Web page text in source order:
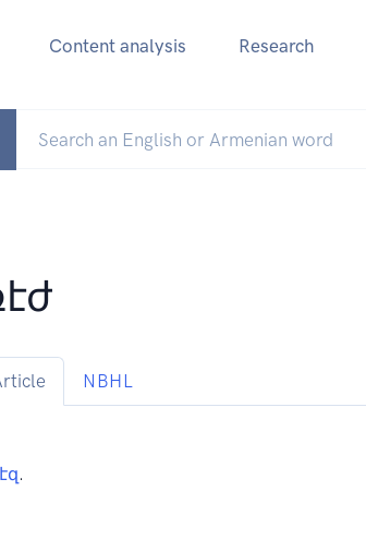
Content analysis Research
NBHL
.